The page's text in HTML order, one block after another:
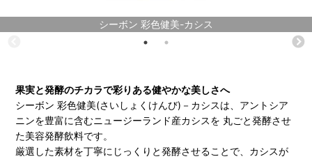
シーボン 彩色健美-カシス
果実と発酵のチカラで彩りある健やかな美しさへ
シーボン 彩色健美(さいしょくけんび)－カシスは、アントシア
ニンを豊富に含むニュージーランド産カシスを 丸ごと発酵させ
た美容発酵飲料です。
厳選した素材を丁寧にじっくりと発酵させることで、カシスが